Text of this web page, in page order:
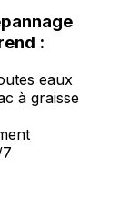
:
eaux
à graisse